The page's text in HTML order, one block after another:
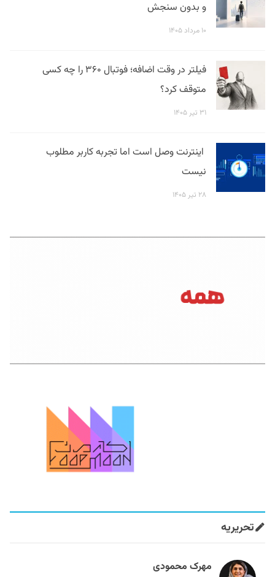
و بدون سنجش
۱۰ مرداد ۱۴۰۵
فیلتر در وقت اضافه؛ فوتبال ۳۶۰ را چه کسی
متوقف کرد؟
۳۱ تیر ۱۴۰۵
اینترنت وصل است اما تجربه کاربر مطلوب
نیست
۲۸ تیر ۱۴۰۵
تحریریه
مهرک محمودی